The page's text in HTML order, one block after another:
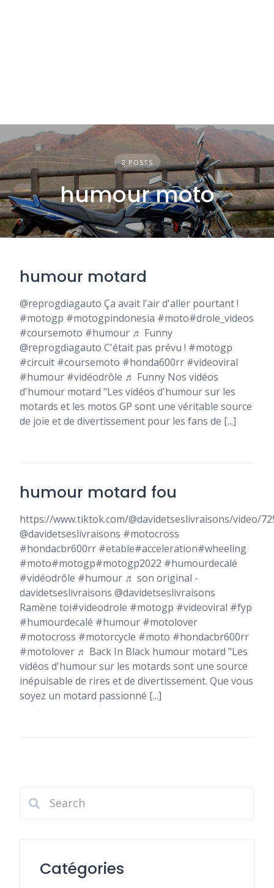
2 POSTS
humour moto
humour motard
@reprogdiagauto Ça avait l'air d'aller pourtant !
#motogp #motogpindonesia #moto#drole_videos
#coursemoto #humour ♬ Funny
@reprogdiagauto C'était pas prévu ! #motogp
#circuit #coursemoto #honda600rr #videoviral
#humour #vidéodrôle ♬ Funny Nos vidéos
d'humour motard "Les vidéos d'humour sur les
motards et les motos GP sont une véritable source
de joie et de divertissement pour les fans de [...]
humour motard fou
https://www.tiktok.com/@davidetseslivraisons/video/
@davidetseslivraisons #motocross
#hondacbr600rr #etable#acceleration#wheeling
#moto#motogp#motogp2022 #humourdecalé
#vidéodrôle #humour ♬ son original -
davidetseslivraisons @davidetseslivraisons
Ramène toi#videodrole #motogp #videoviral #fyp
#humourdecalé #humour #motolover
#motocross #motorcycle #moto #hondacbr600rr
#motolover ♬ Back In Black humour motard "Les
vidéos d'humour sur les motards sont une source
inépuisable de rires et de divertissement. Que vous
soyez un motard passionné [...]
Catégories